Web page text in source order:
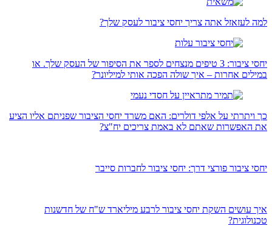
למה לעזאזל אתה צריך יחסי ציבור לעסק שלך?
יחסי ציבור: 3 טיפים מנצחים לספר את הסיפור של העסק שלך. או
במילים אחרות – איך שולה הפכה אותי למיליונר?
כך ויתרתי על אלפי דולרים: האם משרד יחסי הציבור שפניתם אליו הציע
את האפשרות שאתם לא באמת צריכים יח"צ?
יחסי ציבור פורצי דרך: יחסי ציבור לחברות סייבר
איך עושים השקת יחסי ציבור לרבע מיליארד ש"ח של חדשנות
טכנולוגית?